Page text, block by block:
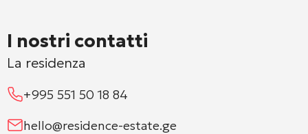
I nostri contatti
La residenza
+995 551 50 18 84
hello@residence-estate.ge